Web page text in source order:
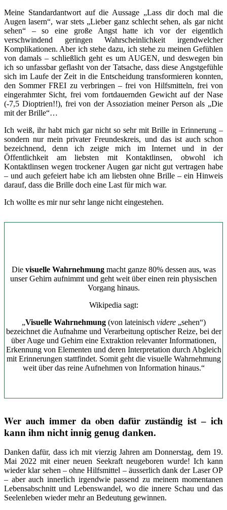
Meine Standardantwort auf die Aussage „Lass dir doch mal die
Augen lasern“, war stets „Lieber ganz schlecht sehen, als gar nicht
sehen“ – so eine große Angst hatte ich vor der eigentlich
verschwindend geringen Wahrscheinlichkeit irgendwelcher
Komplikationen. Aber ich stehe dazu, ich stehe zu meinen Gefühlen
von damals – schließlich geht es um AUGEN, und deswegen bin
ich so unfassbar geflasht von der Tatsache, dass diese Angstgefühle
sich im Laufe der Zeit in die Entscheidung transformieren konnten,
den Sommer FREI zu verbringen – frei von Hilfsmitteln, frei von
eingerahmter Sicht, frei vom fortdauernden Gewicht auf der Nase
(-7,5 Dioptrien!!), frei von der Assoziation meiner Person als „Die
mit der Brille“…
Ich weiß, ihr habt mich gar nicht so sehr mit Brille in Erinnerung –
sondern nur mein privater Freundeskreis, und das ist auch schon
bezeichnend, denn ich zeigte mich im Internet und in der
Öffentlichkeit am liebsten mit Kontaktlinsen, obwohl ich
Kontaktlinsen wegen trockener Augen gar nicht gut vertragen habe
– und auch gefeiert habe ich am liebsten ohne Brille – ein Hinweis
darauf, dass die Brille doch eine Last für mich war.
Ich wollte es mir nur sehr lange nicht eingestehen.
Die visuelle Wahrnehmungmacht ganze 80% dessen aus, was
unser Gehirn aufnimmt und geht weit über einen rein physischen
Vorgang hinaus.
Wikipedia sagt:
„Visuelle Wahrnehmung(von lateinisch videre„sehen“)
bezeichnet die Aufnahme und Verarbeitung optischerReize, bei der
überAugeund Gehirn eine Extraktion relevanter Informationen,
Erkennung von Elementen und deren Interpretation durch Abgleich
mit Erinnerungen stattfindet. Somit geht die visuelle Wahrnehmung
weit über das reine Aufnehmen von Information hinaus.“
Wer auch immer da oben dafür zuständig ist– ich
kann ihm nicht innig genug danken.
Danken dafür, dass ich mit vierzig Jahren am Donnerstag, dem 19.
Mai 2022 mit einer neuen Seekraft neugeboren wurde! Ich kann
wieder klar sehen – ohne Hilfsmittel – äusserlich dank der Laser OP
– aber auch innerlich irgendwie passend zu meinem momentanen
Lebensabschnitt und Lebenswandel, wo die innere Schau und das
Seelenleben wieder mehr an Bedeutung gewinnen.